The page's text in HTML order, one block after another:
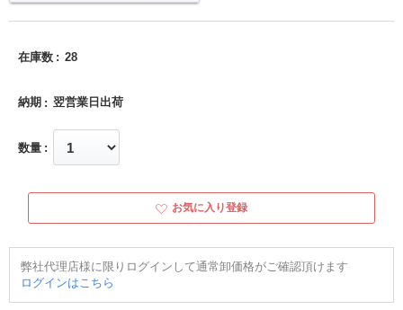
在庫数 28
納期 翌営業日出荷
数量
お気に入り登録
弊社代理店様に限りログインして通常卸価格がご確認頂けます
ログインはこちら